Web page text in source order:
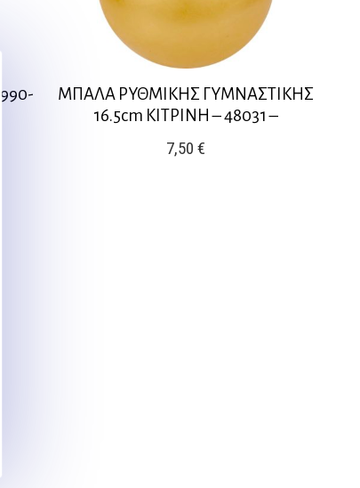
ΜΠΑΛΑ ΡΥΘΜΙΚΗΣ ΓΥΜΝΑΣΤΙΚΗΣ
16.5cm ΚΙΤΡΙΝΗ – 48031 –
7,50 €